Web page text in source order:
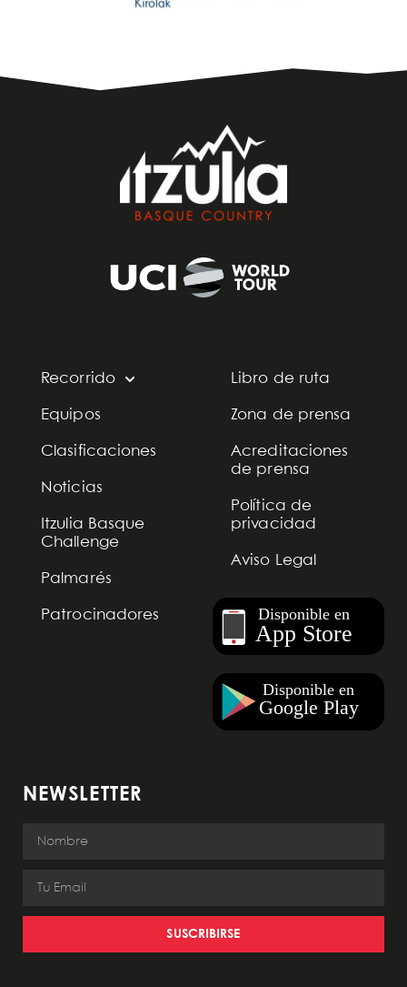
Recorrido
Equipos
Clasificaciones
Noticias
Itzulia Basque
Challenge
Palmarés
Patrocinadores
Libro de ruta
Zona de prensa
Acreditaciones
de prensa
Política de
privacidad
Aviso Legal
NEWSLETTER
SUSCRIBIRSE